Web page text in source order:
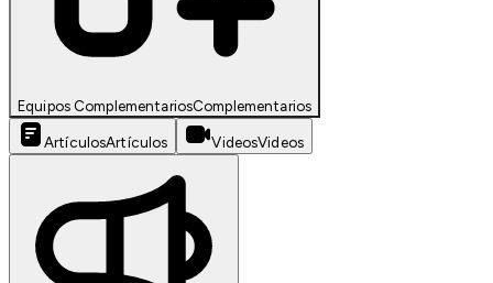
Equipos ComplementariosComplementarios
ArtículosArtículos VideosVideos